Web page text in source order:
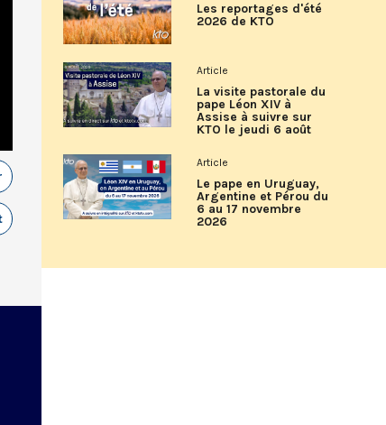
Les reportages d'été
2026 de KTO
Article
La visite pastorale du
pape Léon XIV à
Assise à suivre sur
KTO le jeudi 6 août
Article
Le pape en Uruguay,
Argentine et Pérou du
6 au 17 novembre
2026